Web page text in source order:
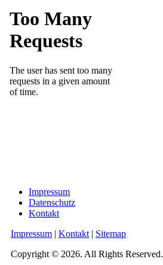
Impressum
Datenschutz
Kontakt
Impressum | Kontakt | Sitemap
Copyright © 2026. All Rights Reserved.